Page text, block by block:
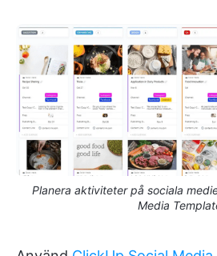
Planera aktiviteter på sociala
Media